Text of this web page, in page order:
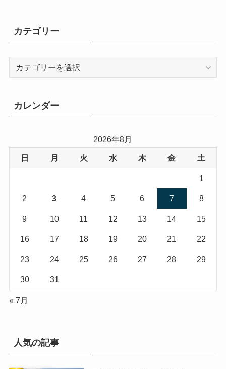
カテゴリー
ー
カレンダー
2026年8月
日 月 火 水 木 金 土
1
2 3 4 5 6 7 8
9 10 11 12 13 14 15
16 17 18 19 20 21 22
23 24 25 26 27 28 29
30 31
« 7月
人気の記事